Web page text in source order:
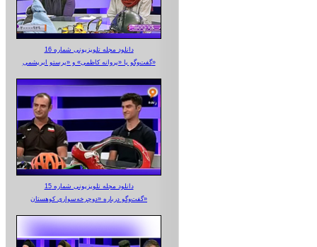
دانلود مجله تلویزیونی شماره 16
گفت‌وگو با «پروانه کاظمی» و «پرستو‌ ابریشمی»
دانلود مجله تلویزیونی شماره 15
گفت‌وگو درباره «دوچرخه‌سواری کوهستان»